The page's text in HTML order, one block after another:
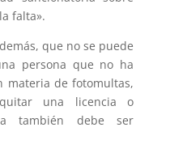
falta».
que no se puede
persona que no ha
materia de fotomultas,
una licencia o
también debe ser